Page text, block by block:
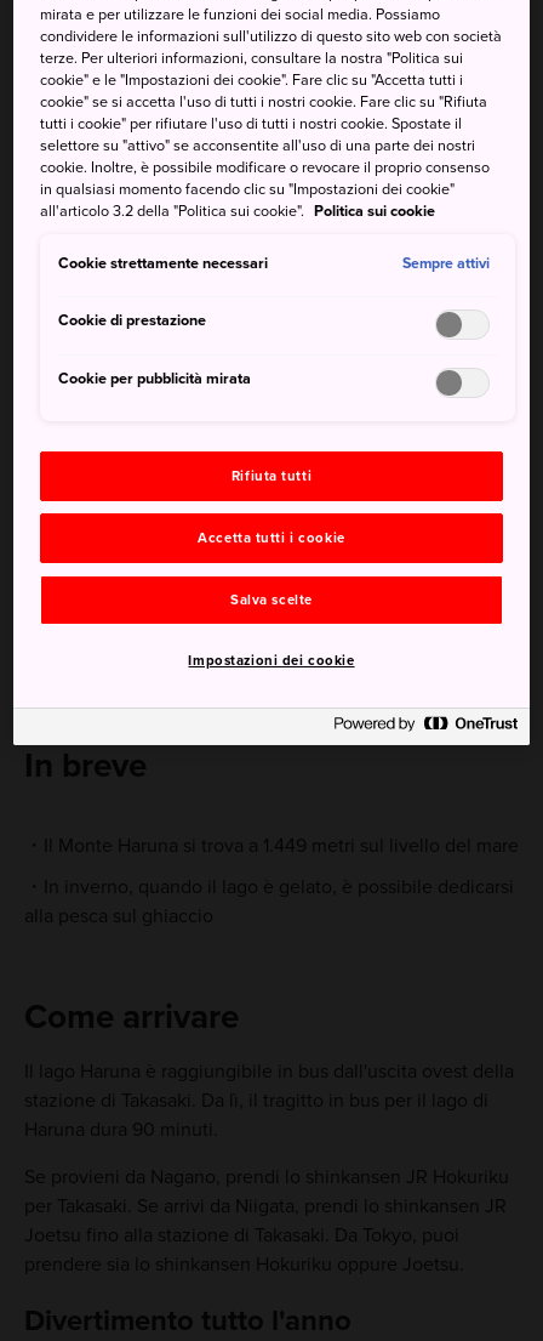
PAROLE CHIAVE MAPPA
Un lago di caldera per tutte le
stagioni
Il lago Haruna si trova a 1.100 metri sopra il livello del mare,
splendido tutto l'anno e offre numerose attività stagionali.
In breve
Il Monte Haruna si trova a 1.449 metri sul livello del mare
In inverno, quando il lago è gelato, è possibile dedicarsi
alla pesca sul ghiaccio
Come arrivare
Il lago Haruna è raggiungibile in bus dall'uscita ovest della
stazione di Takasaki. Da lì, il tragitto in bus per il lago di
Haruna dura 90 minuti.
Se provieni da Nagano, prendi lo shinkansen JR Hokuriku
per Takasaki. Se arrivi da Niigata, prendi lo shinkansen JR
Joetsu fino alla stazione di Takasaki. Da Tokyo, puoi
prendere sia lo shinkansen Hokuriku oppure Joetsu.
Divertimento tutto l'anno
mirata e per utilizzare le funzioni dei social media. Possiamo
condividere le informazioni sull'utilizzo di questo sito web con società
terze. Per ulteriori informazioni, consultare la nostra "Politica sui
cookie" e le "Impostazioni dei cookie". Fare clic su "Accetta tutti i
cookie" se si accetta l'uso di tutti i nostri cookie. Fare clic su "Rifiuta
tutti i cookie" per rifiutare l'uso di tutti i nostri cookie. Spostate il
selettore su "attivo" se acconsentite all'uso di una parte dei nostri
cookie. Inoltre, è possibile modificare o revocare il proprio consenso
in qualsiasi momento facendo clic su "Impostazioni dei cookie"
all'articolo 3.2 della "Politica sui cookie". Politica sui cookie
Cookie strettamente necessari Sempre attivi
Cookie di prestazione
Cookie per pubblicità mirata
Rifiuta tutti
Accetta tutti i cookie
Salva scelte
Impostazioni dei cookie